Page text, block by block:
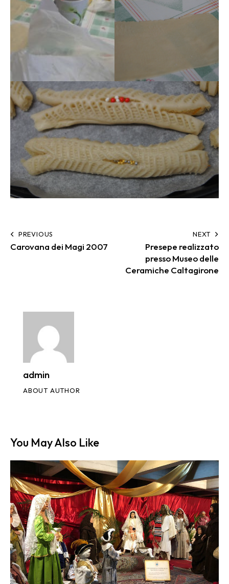
PREVIOUS
Carovana dei Magi 2007
NEXT
Presepe realizzato
presso Museo delle
Ceramiche Caltagirone
admin
ABOUT AUTHOR
You May Also Like